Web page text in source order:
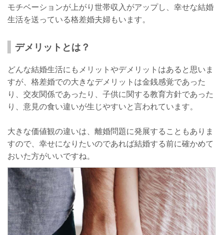
モチベーションが上がり世帯収入がアップし、幸せな結婚
生活を送っている格差婚夫婦もいます。
デメリットとは？
どんな結婚生活にもメリットやデメリットはあると思いま
すが、格差婚での大きなデメリットは金銭感覚であった
り、交友関係であったり、子供に関する教育方針であった
り、意見の食い違いが生じやすいと言われています。
大きな価値観の違いは、離婚問題に発展することもありま
すので、幸せになりたいのであれば結婚する前に確かめて
おいた方がいいですね。